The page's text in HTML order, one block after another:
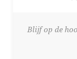
Blijf op de